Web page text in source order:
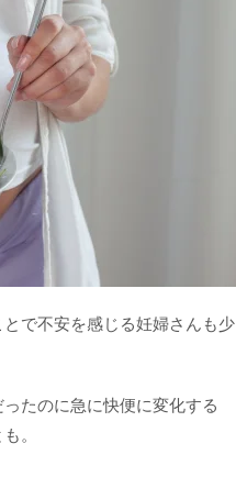
で不安を感じる妊婦さんも少
たのに急に快便に変化する
。